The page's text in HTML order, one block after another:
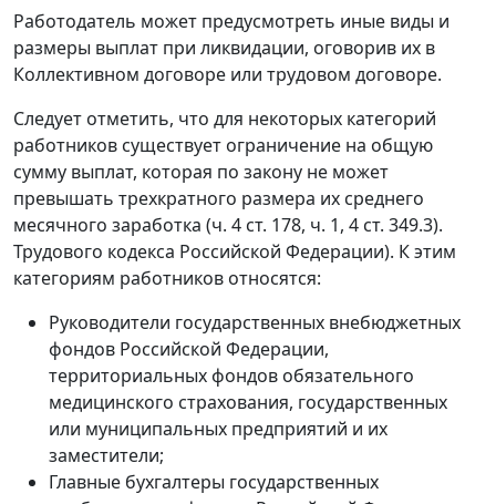
Работодатель может предусмотреть иные виды и
размеры выплат при ликвидации, оговорив их в
Коллективном договоре или трудовом договоре.
Следует отметить, что для некоторых категорий
работников существует ограничение на общую
сумму выплат, которая по закону не может
превышать трехкратного размера их среднего
месячного заработка (ч. 4 ст. 178, ч. 1, 4 ст. 349.3).
Трудового кодекса Российской Федерации). К этим
категориям работников относятся:
Руководители государственных внебюджетных
фондов Российской Федерации,
территориальных фондов обязательного
медицинского страхования, государственных
или муниципальных предприятий и их
заместители;
Главные бухгалтеры государственных